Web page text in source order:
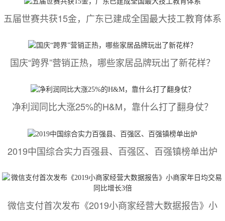
五届世赛共获15金，广东已建成全国最大技工教育体系
国庆“跨界”营销正热，哪些家居品牌玩出了新花样？
净利润同比大涨25%的H&M，靠什么打了翻身仗？
2019中国综合实力百强县、百强区、百强镇榜单出炉
微信支付首次发布《2019小商家经营大数据报告》小